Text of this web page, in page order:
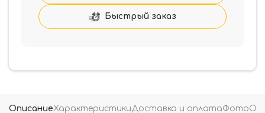
Быстрый заказ
ОписаниеХарактеристикиДоставка и оплатаФото